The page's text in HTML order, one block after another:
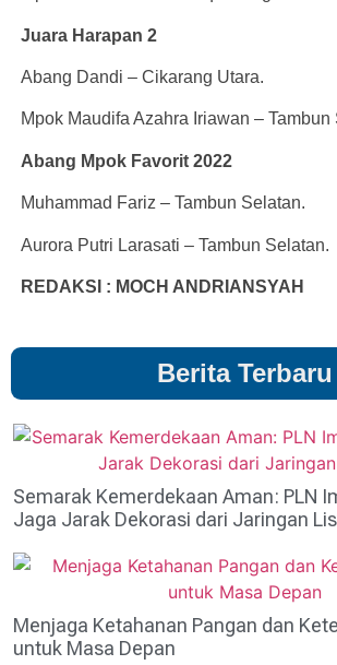
Juara Harapan 2
Abang Dandi – Cikarang Utara.
Mpok Maudifa Azahra Iriawan – Tambun
Abang Mpok Favorit 2022
Muhammad Fariz – Tambun Selatan.
Aurora Putri Larasati – Tambun Selatan.
REDAKSI : MOCH ANDRIANSYAH
Berita Terbaru
Semarak Kemerdekaan Aman: PLN
Jaga Jarak Dekorasi dari Jaringan
Menjaga Ketahanan Pangan dan
untuk Masa Depan